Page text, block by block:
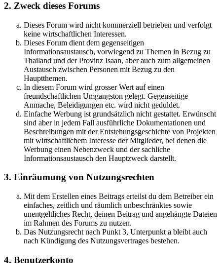
2. Zweck dieses Forums
Dieses Forum wird nicht kommerziell betrieben und verfolgt
keine wirtschaftlichen Interessen.
Dieses Forum dient dem gegenseitigen
Informationsaustausch, vorwiegend zu Themen in Bezug zu
Thailand und der Provinz Isaan, aber auch zum allgemeinen
Austausch zwischen Personen mit Bezug zu den
Hauptthemen.
In diesem Forum wird grosser Wert auf einen
freundschaftlichen Umgangston gelegt. Gegenseitige
Anmache, Beleidigungen etc. wird nicht geduldet.
Einfache Werbung ist grundsätzlich nicht gestattet. Erwünscht
sind aber in jedem Fall ausführliche Dokumentationen und
Beschreibungen mit der Entstehungsgeschichte von Projekten
mit wirtschaftlichem Interesse der Mitglieder, bei denen die
Werbung einen Nebenzweck und der sachliche
Informationsaustausch den Hauptzweck darstellt.
3. Einräumung von Nutzungsrechten
Mit dem Erstellen eines Beitrags erteilst du dem Betreiber ein
einfaches, zeitlich und räumlich unbeschränktes sowie
unentgeltliches Recht, deinen Beitrag und angehängte Dateien
im Rahmen des Forums zu nutzen.
Das Nutzungsrecht nach Punkt 3, Unterpunkt a bleibt auch
nach Kündigung des Nutzungsvertrages bestehen.
4. Benutzerkonto